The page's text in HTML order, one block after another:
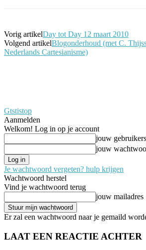
Vorig artikelDay tot Day 12 maart 2010
Volgend artikelBlogonderhoud (met C.
Nederlands Cartesianisme)
Gtstistop
Aanmelden
Welkom! Log in op je account
jouw
jouw
Je wachtwoord vergeten? hulp krijgen
Wachtwoord herstel
Vind je wachtwoord terug
jouw mailadres
Er zal een wachtwoord naar je gemaild
LAAT EEN REACTIE ACHTER